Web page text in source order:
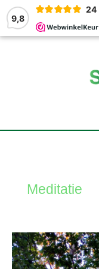
9,8
24
Meditatie
De
5
grote